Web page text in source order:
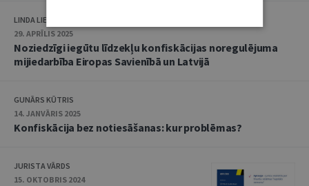
LINDA LIELBRIEDE
29. APRĪLIS 2025
Noziedzīgi iegūtu līdzekļu konfiskācijas noregulējuma
mijiedarbība Eiropas Savienībā un Latvijā
GUNĀRS KŪTRIS
14. JANVĀRIS 2025
Konfiskācija bez notiesāšanas: kur problēmas?
JURISTA VĀRDS
15. OKTOBRIS 2024